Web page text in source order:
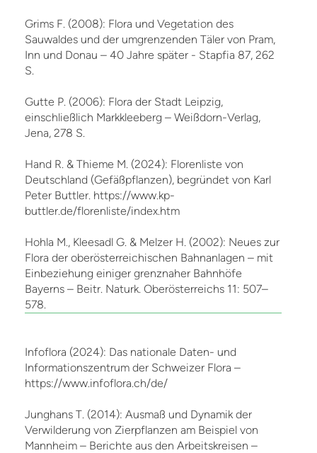
Grims F. (2008): Flora und Vegetation des
Sauwaldes und der umgrenzenden Täler von Pram,
Inn und Donau – 40 Jahre später - Stapfia 87, 262
S.
Gutte P. (2006): Flora der Stadt Leipzig,
einschließlich Markkleeberg – Weißdorn-Verlag,
Jena, 278 S.
Hand R. & Thieme M. (2024): Florenliste von
Deutschland (Gefäßpflanzen), begründet von Karl
Peter Buttler. https://www.kp-
buttler.de/florenliste/index.htm
Hohla M., Kleesadl G. & Melzer H. (2002): Neues zur
Flora der oberösterreichischen Bahnanlagen – mit
Einbeziehung einiger grenznaher Bahnhöfe
Bayerns – Beitr. Naturk. Oberösterreichs 11: 507–
578.
Infoflora (2024): Das nationale Daten- und
Informationszentrum der Schweizer Flora –
https://www.infoflora.ch/de/
Junghans T. (2014): Ausmaß und Dynamik der
Verwilderung von Zierpflanzen am Beispiel von
Mannheim – Berichte aus den Arbeitskreisen –